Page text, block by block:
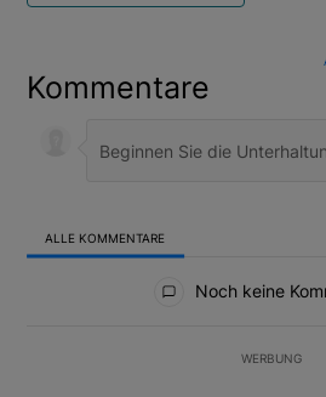
Kommentare
ALLE KOMMENTARE
Noch keine
WERBUNG